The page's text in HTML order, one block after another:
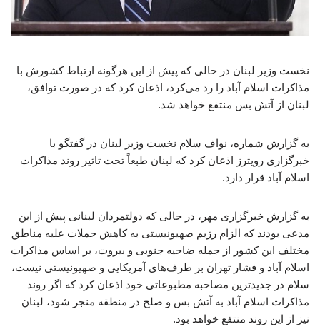
نخست وزیر لبنان در حالی که پیش از این هرگونه ارتباط کشورش با
مذاکرات اسلام آباد را رد می‌کرد، اذعان کرد که در صورت توافق،
لبنان از آتش بس منتفع خواهد شد.
به گزارش شماره، نواف سلام نخست وزیر لبنان در گفتگو با
خبرگزاری رویترز اذعان کرد که لبنان طبعاً تحت تاثیر روند مذاکرات
اسلام آباد قرار دارد.
به گزارش خبرگزاری مهر، در حالی که دولتمردان لبنانی پیش از این
مدعی بودند که الزام رژیم صهیونیستی به کاهش حملات علیه مناطق
مختلف این کشور از جمله ضاحیه جنوبی و بیروت، بر اساس مذاکرات
اسلام آباد و فشار تهران بر طرف‌های آمریکایی و صهیونیستی نیست،
سلام در جدیدترین مصاحبه مطبوعاتی خود اذعان کرد که اگر روند
مذاکرات اسلام آباد به آتش بس و صلح در منطقه منجر شود، لبنان
نیز از این روند منتفع خواهد بود.